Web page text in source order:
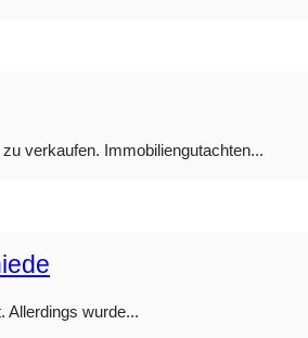
verkaufen. Immobiliengutachten...
Allerdings wurde...